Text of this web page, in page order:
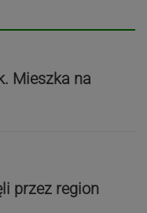
Mieszka na
przez region